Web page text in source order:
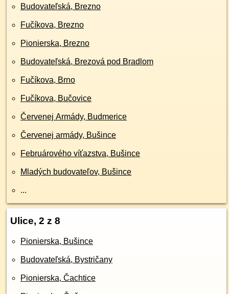
Budovateľská, Brezno
Fučíkova, Brezno
Pionierska, Brezno
Budovateľská, Brezová pod Bradlom
Fučíkova, Brno
Fučíkova, Bučovice
Červenej Armády, Budmerice
Červenej armády, Bušince
Februárového víťazstva, Bušince
Mladých budovateľov, Bušince
...
Ulice, 2 z 8
Pionierska, Bušince
Budovateľská, Bystričany
Pionierska, Čachtice